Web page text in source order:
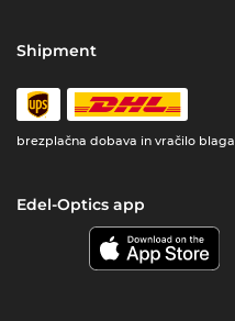
Shipment
brezplačna dobava in vračilo blaga
Edel-Optics app